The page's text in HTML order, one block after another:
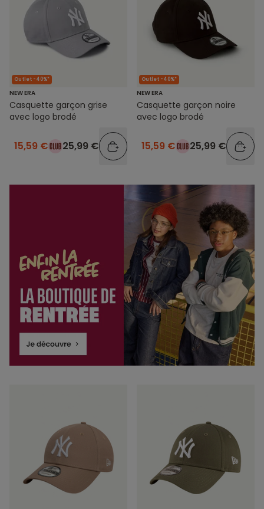
Outlet -40%*
NEW ERA
Casquette garçon grise
avec logo brodé
15,59 € 25,99 €
Outlet -40%*
NEW ERA
Casquette garçon noire
avec logo brodé
15,59 € 25,99 €